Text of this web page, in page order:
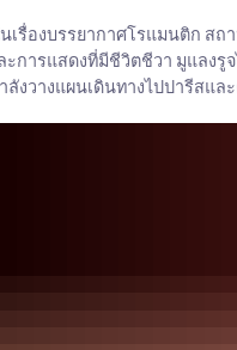
เรื่องบรรยากาศโรแมนติก ส
การแสดงที่มีชีวิตชีวา มูแลงรู
ลังวางแผนเดินทางไปปารีสแ